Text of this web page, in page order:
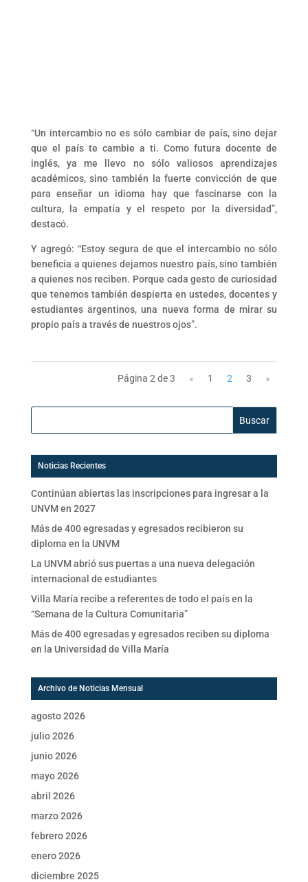
“Un intercambio no es sólo cambiar de país, sino dejar
que el país te cambie a ti. Como futura docente de
inglés, ya me llevo no sólo valiosos aprendizajes
académicos, sino también la fuerte convicción de que
para enseñar un idioma hay que fascinarse con la
cultura, la empatía y el respeto por la diversidad”,
destacó.
Y agregó: “Estoy segura de que el intercambio no sólo
beneficia a quienes dejamos nuestro país, sino también
a quienes nos reciben. Porque cada gesto de curiosidad
que tenemos también despierta en ustedes, docentes y
estudiantes argentinos, una nueva forma de mirar su
propio país a través de nuestros ojos”.
Página 2 de 3 « 1 2 3 »
Buscar:
Noticias Recientes
Continúan abiertas las inscripciones para ingresar a la
UNVM en 2027
Más de 400 egresadas y egresados recibieron su
diploma en la UNVM
La UNVM abrió sus puertas a una nueva delegación
internacional de estudiantes
Villa María recibe a referentes de todo el país en la
“Semana de la Cultura Comunitaria”
Más de 400 egresadas y egresados reciben su diploma
en la Universidad de Villa María
Archivo de Noticias Mensual
agosto 2026
julio 2026
junio 2026
mayo 2026
abril 2026
marzo 2026
febrero 2026
enero 2026
diciembre 2025